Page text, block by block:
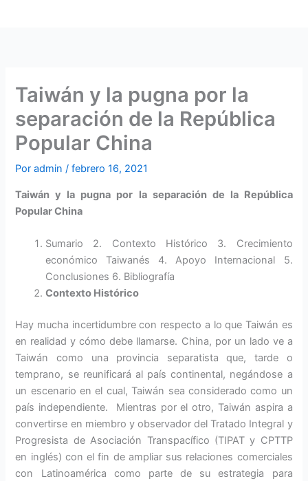
Taiwán y la pugna por la
separación de la República
Popular China
Poradmin/febrero 16, 2021
Taiwán y la pugna por la separación de la República
Popular China
Sumario 2. Contexto Histórico 3. Crecimiento
económico Taiwanés 4. Apoyo Internacional 5.
Conclusiones 6. Bibliografía
Contexto Histórico
Hay mucha incertidumbre con respecto a lo que Taiwán es
en realidad y cómo debe llamarse. China, por un lado ve a
Taiwán como una provincia separatista que, tarde o
temprano, se reunificará al país continental, negándose a
un escenario en el cual, Taiwán sea considerado como un
país independiente. Mientras por el otro, Taiwán aspira a
convertirse en miembro y observador del Tratado Integral y
Progresista de Asociación Transpacífico (TIPAT y CPTTP
en inglés) con el fin de ampliar sus relaciones comerciales
con Latinoamérica como parte de su estrategia para